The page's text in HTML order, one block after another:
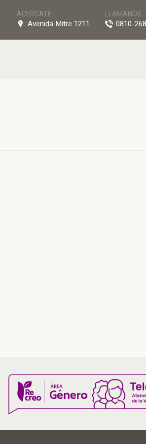
LLAMANOS
0810-
ACERCATE
Avenida Mitre 1211